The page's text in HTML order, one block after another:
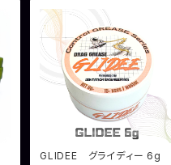
GLIDEE グライディー 6g